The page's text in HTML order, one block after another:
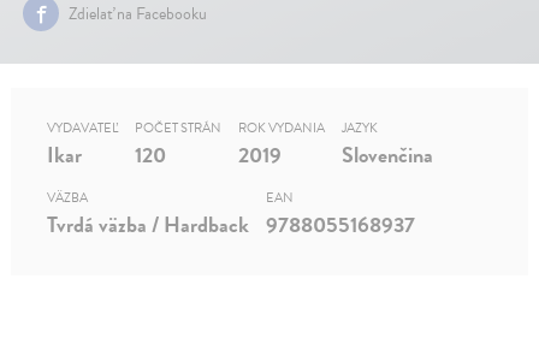
Zdielať na Facebooku
VYDAVATEĽ
Ikar
POČET STRÁN
120
ROK VYDANIA
2019
JAZYK
Slovenčina
VÄZBA
Tvrdá väzba / Hardback
EAN
9788055168937